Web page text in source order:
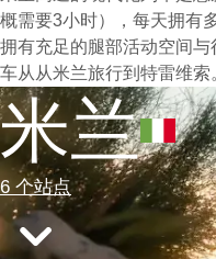
概需要3小时），每天拥有
拥有充足的腿部活动空间
车从从米兰旅行到特雷维索
米兰
6 个站点